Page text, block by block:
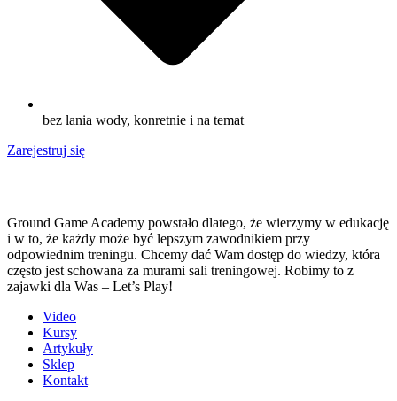
bez lania wody, konretnie i na temat
Zarejestruj się
Ground Game Academy powstało dlatego, że wierzymy w edukację
i w to, że każdy może być lepszym zawodnikiem przy
odpowiednim treningu. Chcemy dać Wam dostęp do wiedzy, która
często jest schowana za murami sali treningowej. Robimy to z
zajawki dla Was – Let’s Play!
Video
Kursy
Artykuły
Sklep
Kontakt